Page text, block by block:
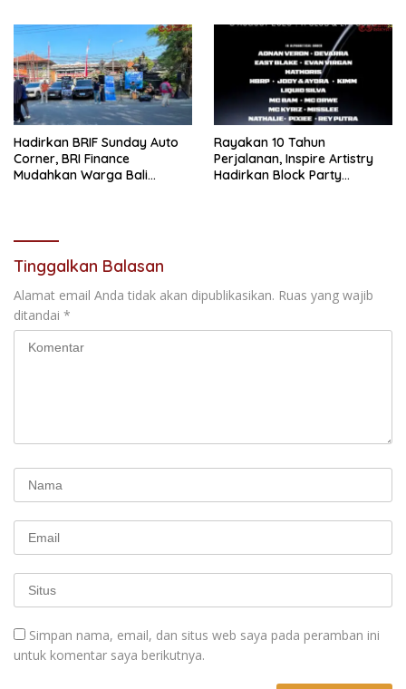
Pertama Magister ITSI
Hadirkan BRIF Sunday Auto
Corner, BRI Finance
Mudahkan Warga Bali
Rayakan 10 Tahun
Perjalanan, Inspire Artistry
Hadirkan Block Party
Tinggalkan Balasan
Alamat email Anda tidak akan dipublikasikan. Ruas yang wajib
ditandai *
Simpan nama, email, dan situs web saya pada peramban ini
untuk komentar saya berikutnya.